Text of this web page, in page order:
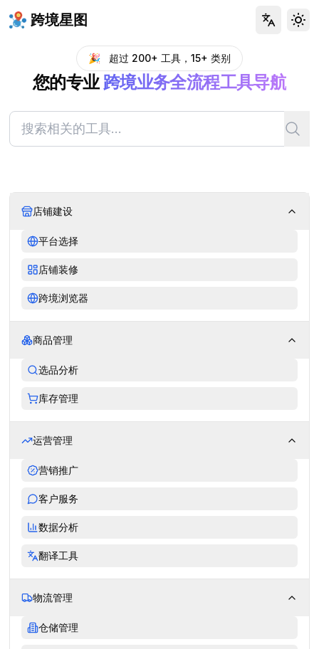
跨境星图
🎉 超过 200+ 工具，15+ 类别
您的专业 跨境业务全流程工具导航
店铺建设
平台选择
店铺装修
跨境浏览器
商品管理
选品分析
库存管理
运营管理
营销推广
客户服务
数据分析
翻译工具
物流管理
仓储管理